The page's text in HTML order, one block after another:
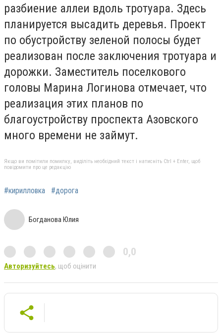
разбиение аллеи вдоль тротуара. Здесь
планируется высадить деревья. Проект
по обустройству зеленой полосы будет
реализован после заключения тротуара и
дорожки. Заместитель поселкового
головы Марина Логинова отмечает, что
реализация этих планов по
благоустройству проспекта Азовского
много времени не займут.
Якщо ви помітили помилку, виділіть необхідний текст і натисніть Ctrl + Enter, щоб
повідомити про це редакцію
#кирилловка #дорога
Богданова Юлия
0,0
Авторизуйтесь, щоб оцінити